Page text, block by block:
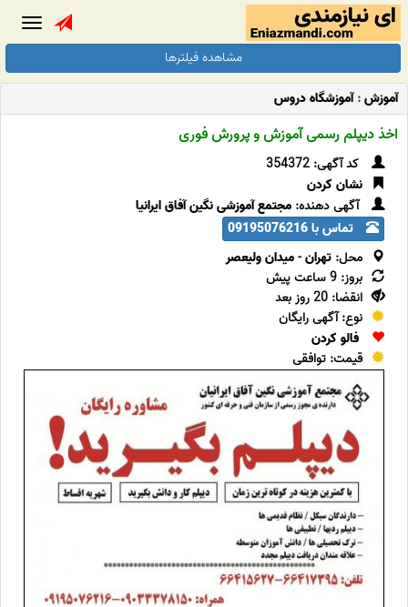
مشاهده فیلترها
آموزش:آموزشگاه دروس
اخذ دیپلم رسمی آموزش و پرورش فوری
کد آگهی: 354372
نشان کردن
آگهی دهنده: مجتمع آموزشی نگین آفاق ایرانیا
تماس با 09195076216
محل: تهران-میدان ولیعصر
بروز: 9 ساعت پیش
انقضا: 20 روز بعد
نوع: آگهی رایگان
فالو کردن
قیمت: توافقی